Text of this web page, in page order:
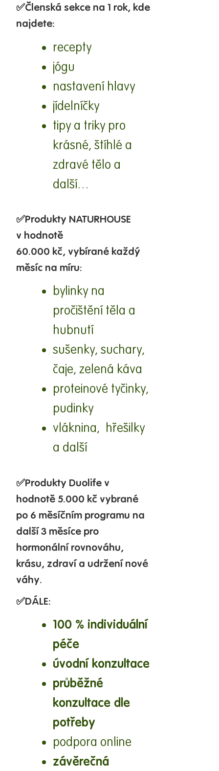
✅Členská sekce na 1 rok, kde
najdete:
recepty
jógu
nastavení hlavy
jídelníčky
tipy a triky pro
krásné, štíhlé a
zdravé tělo a
další…
✅Produkty NATURHOUSE
v hodnotě
60.000 kč, vybírané každý
měsíc na míru:
bylinky na
pročištění těla a
hubnutí
sušenky, suchary,
čaje, zelená káva
proteinové tyčinky,
pudinky
vláknina, hřešilky
a další
✅Produkty Duolife v
hodnotě 5.000 kč vybrané
po 6 měsíčním programu na
další 3 měsíce pro
hormonální rovnováhu,
krásu, zdraví a udržení nové
váhy.
✅DÁLE:
100 % individuální
péče
úvodní konzultace
průběžné
konzultace dle
potřeby
podpora online
závěrečná